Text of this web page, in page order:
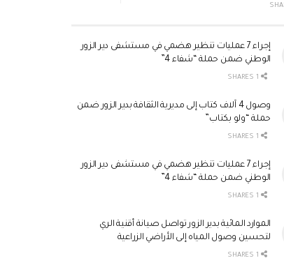
إجراء 7 عمليات تنظير هضمي في مستشفى دير الزور
الوطني ضمن حملة “شفاء 4”
وصول 4 آلاف كتاب إلى مديرية الثقافة بدير الزور ضمن
حملة “ولو بكتاب”
إجراء 7 عمليات تنظير هضمي في مستشفى دير الزور
الوطني ضمن حملة “شفاء 4”
الموارد المائية بدير الزور تواصل صيانة أقنية الري
لتحسين وصول المياه إلى الأراضي الزراعية